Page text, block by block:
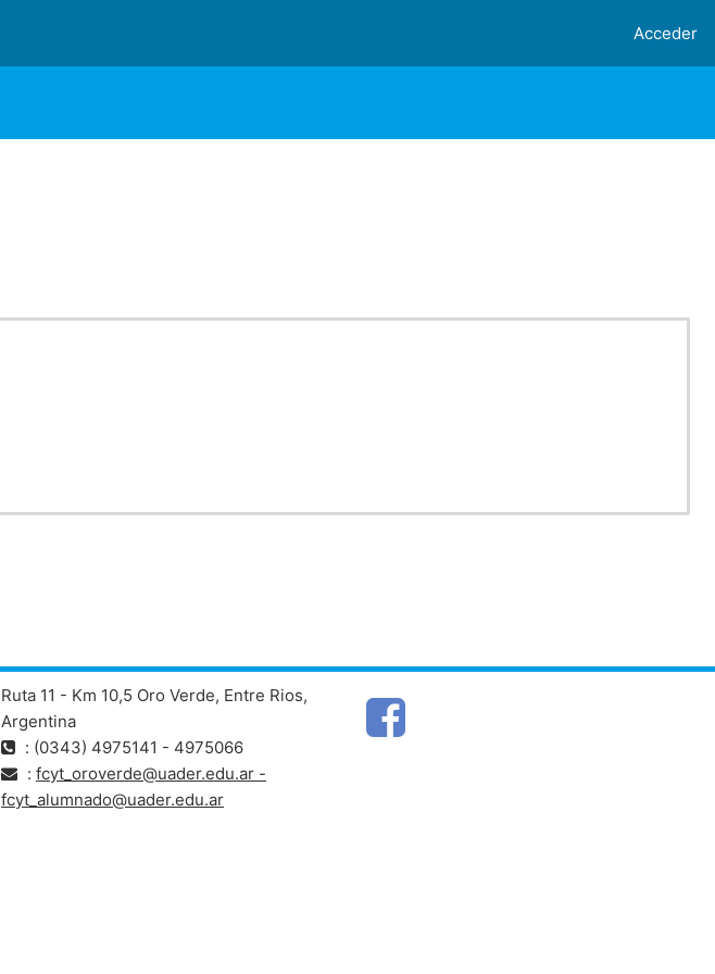
Acceder
Ruta 11 - Km 10,5 Oro Verde, Entre Rios,
Argentina
: (0343) 4975141 - 4975066
: fcyt_oroverde@uader.edu.ar -
fcyt_alumnado@uader.edu.ar